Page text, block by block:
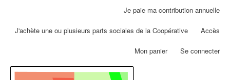
Aller
contenu
Je paie ma contribution annuelle
J'achète une ou plusieurs parts sociales de la Coopérative Accès
Mon panier Se connecter